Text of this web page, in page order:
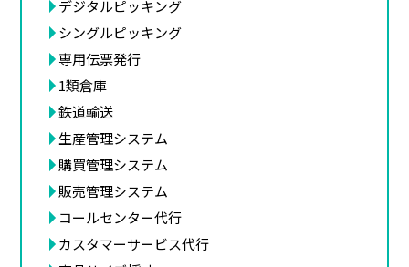
デジタルピッキング
シングルピッキング
専用伝票発行
1類倉庫
鉄道輸送
生産管理システム
購買管理システム
販売管理システム
コールセンター代行
カスタマーサービス代行